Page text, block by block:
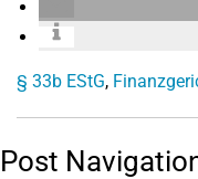
§ 33b EStG,
Post